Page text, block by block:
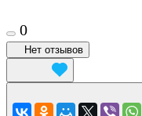
0
Нет отзывов